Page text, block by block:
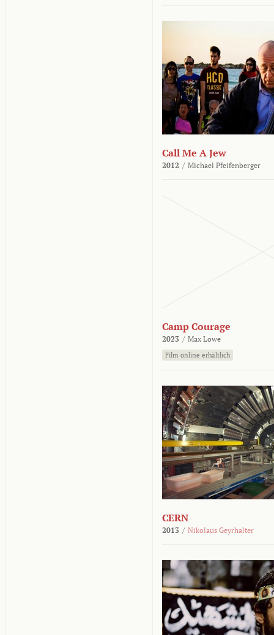
Call Me A Jew
2012 / Michael Pfeifenberger
Camp Courage
2023 / Max Lowe
Film online erhältlich
CERN
2013 / Nikolaus Geyrhalter